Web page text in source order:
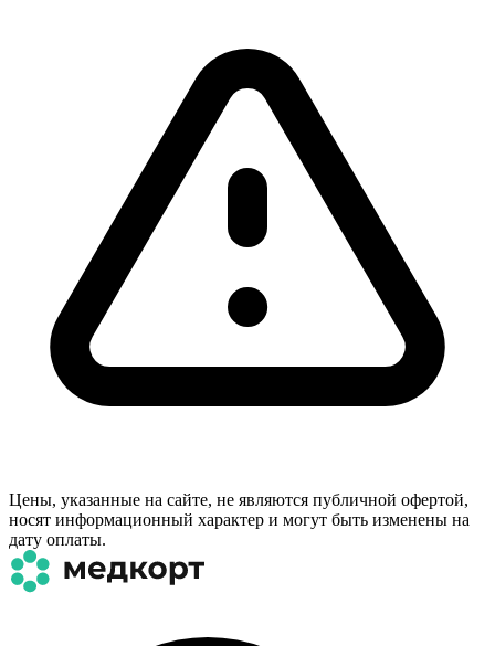
Цены, указанные на сайте, не являются публичной офертой,
носят информационный характер и могут быть изменены на
дату оплаты.